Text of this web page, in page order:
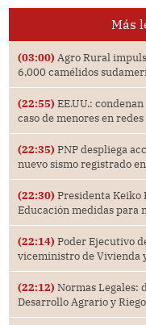
Más
(03:00) Agro Rural
6,000 camélidos
(22:55) EE.UU.:
caso de menores en redes
(22:35) PNP despliega
nuevo sismo registrado
(22:30) Presidenta Keiko
Educación medidas para
(22:14) Poder Ejecutivo
viceministro de Vivienda
(22:12) Normas Legales:
Desarrollo Agrario y Riego